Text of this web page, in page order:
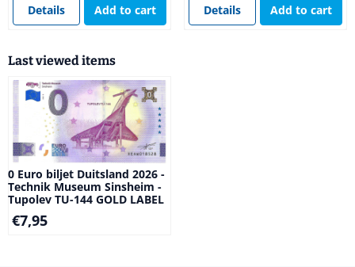
Details Add to cart Details Add to cart
Last viewed items
0 Euro biljet Duitsland 2026 -
Technik Museum Sinsheim -
Tupolev TU-144 GOLD LABEL
€7,95